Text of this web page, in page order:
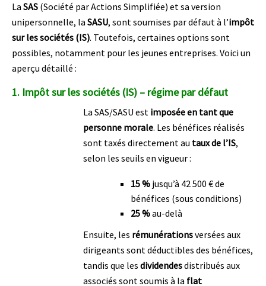
La SAS (Société par Actions Simplifiée) et sa version
unipersonnelle, la SASU, sont soumises par défaut à l’impôt
sur les sociétés (IS). Toutefois, certaines options sont
possibles, notamment pour les jeunes entreprises. Voici un
aperçu détaillé :
1. Impôt sur les sociétés (IS) – régime par défaut
La SAS/SASU est imposée en tant que
personne morale. Les bénéfices réalisés
sont taxés directement au taux de l’IS,
selon les seuils en vigueur :
15 % jusqu’à 42 500 € de
bénéfices (sous conditions)
25 %au-delà
Ensuite, les rémunérationsversées aux
dirigeants sont déductibles des bénéfices,
tandis que les dividendesdistribués aux
associés sont soumis à la flat